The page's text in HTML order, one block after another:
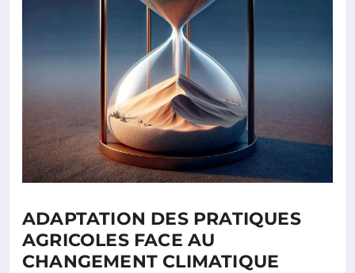
ADAPTATION DES PRATIQUES
AGRICOLES FACE AU
CHANGEMENT CLIMATIQUE